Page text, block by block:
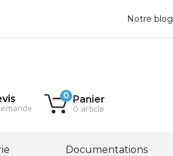
Notre blog
0 Panier
0 article
Documentations